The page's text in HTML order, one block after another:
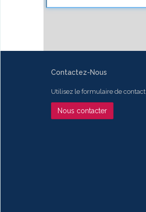
Contactez-Nous
Utilisez le formulaire de contact
Nous contacter